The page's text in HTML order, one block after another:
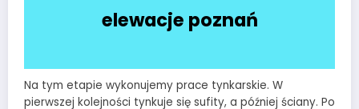
elewacje poznań
Na tym etapie wykonujemy prace tynkarskie. W
pierwszej kolejności tynkuje się sufity, a później ściany. Po